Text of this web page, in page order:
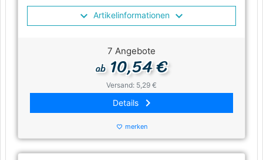
Artikelinformationen
7 Angebote
ab10,54 €
Versand: 5,29 €
Details keyboard_arrow_right
favorite_border merken